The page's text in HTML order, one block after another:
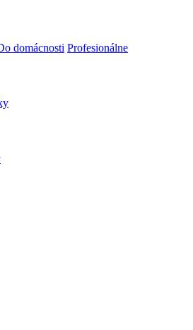
domácnosti Profesionálne